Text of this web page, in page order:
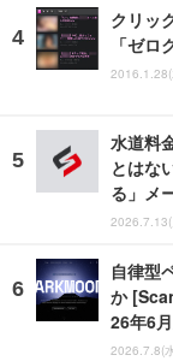
クリッ
「ゼロ
水道料
とはな
る」メ
自律型
か
26年6
2026.7.8(